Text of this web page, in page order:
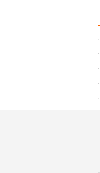
·
·
·
·
·